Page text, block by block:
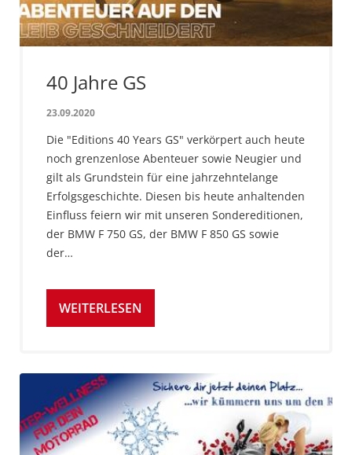
40 Jahre GS
23.09.2020
Die "Editions 40 Years GS" verkörpert auch heute
noch grenzenlose Abenteuer sowie Neugier und
gilt als Grundstein für eine jahrzehntelange
Erfolgsgeschichte. Diesen bis heute anhaltenden
Einfluss feiern wir mit unseren Sondereditionen,
der BMW F 750 GS, der BMW F 850 GS sowie
der…
WEITERLESEN